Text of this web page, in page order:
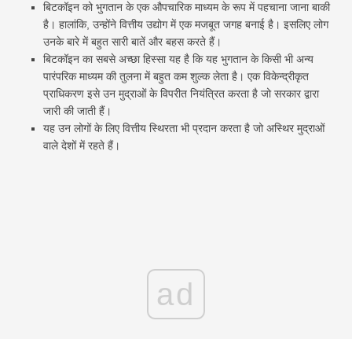
बिटकॉइन को भुगतान के एक औपचारिक माध्यम के रूप में पहचाना जाना बाकी
है। हालांकि, उन्होंने वित्तीय उद्योग में एक मजबूत जगह बनाई है। इसलिए लोग
उनके बारे में बहुत सारी बातें और बहस करते हैं।
बिटकॉइन का सबसे अच्छा हिस्सा यह है कि यह भुगतान के किसी भी अन्य
पारंपरिक माध्यम की तुलना में बहुत कम शुल्क लेता है। एक विकेन्द्रीकृत
प्राधिकरण इसे उन मुद्राओं के विपरीत नियंत्रित करता है जो सरकार द्वारा
जारी की जाती हैं।
यह उन लोगों के लिए वित्तीय स्थिरता भी प्रदान करता है जो अस्थिर मुद्राओं
वाले देशों में रहते हैं।
ad